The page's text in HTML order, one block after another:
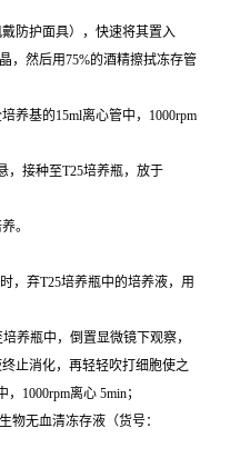
防护面具），快速将其置入
，然后用75%的酒精擦拭冻存管
养基的15ml离心管中，1000rpm
，接种至T25培养瓶，放于
。
，弃T25培养瓶中的培养液，用
养瓶中，倒置显微镜下观察，
止消化，再轻轻吹打细胞使之
1000rpm离心 5min；
物无血清冻存液（货号：